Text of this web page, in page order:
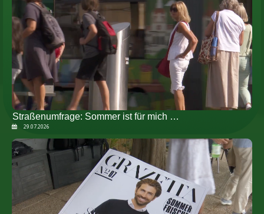
Straßenumfrage: Sommer ist für mich …
29.07.2026